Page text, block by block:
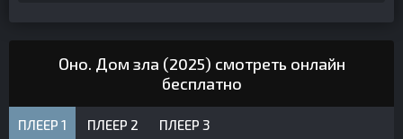
Оно. Дом зла (2025) смотреть онлайн
бесплатно
ПЛЕЕР 1 ПЛЕЕР 2 ПЛЕЕР 3